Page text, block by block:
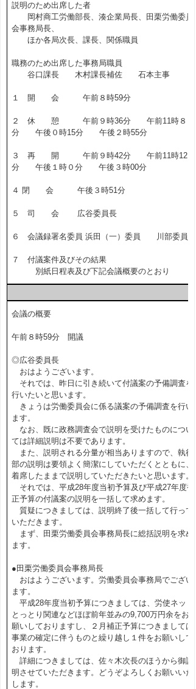
説明のため出席した者
岡村商工労働部長、湊企業局長、田栗労働委員
会事務局長、
ほか各局次長、課長、関係職員
職務のため出席した事務局職員
谷口課長 木村課長補佐 石本主事
１ 開 会 午前８時59分
２ 休 憩 午前９時36分 午前11時８
分 午後０時15分 午後２時55分
３ 再 開 午前９時42分 午前11時12
分 午後１時０分 午後３時00分
４ 閉 会 午後３時51分
５ 司 会 広谷委員長
６ 会議録署名委員 浜田（一）委員 川部委員
７ 付議案件及びその結果
別紙日程表及び下記会議概要のとおり
会議の概要
午前８時59分 開議
◎広谷委員長
おはようございます。
それでは、昨日に引き続いて付議案の予備調査を
行いたいと思います。
きょうは労働委員会に係る議案の予備調査を行い
ます。
なお、既に政務調査会で説明を受けたものについ
ては詳細説明は不要であります。
また、説明される分量が相当ありますので、執行
部の説明は要領よく簡潔にしていただくとともに、
着席したままで説明していただきたいと思います。
それでは、平成28年度当初予算及び平成27年度補
正予算の付議案の説明を一括して求めます。
質疑につきましては、説明終了後一括して行って
いただきます。
まず、田栗労働委員会事務局長に総括説明を求め
ます。
●田栗労働委員会事務局長
おはようございます。労働委員会事務局でござい
ます。
平成28年度当初予算につきましては、労使ネット
とっとり関連などほぼ前年並みの9,700万円余をお
願いしておりますし、２月補正予算につきましては
事業の確定に伴うものと繰り越し１件をお願いして
おります。
詳細につきましては、佐々木次長のほうから御説
明させていただきます。どうぞよろしくお願いいた
します。